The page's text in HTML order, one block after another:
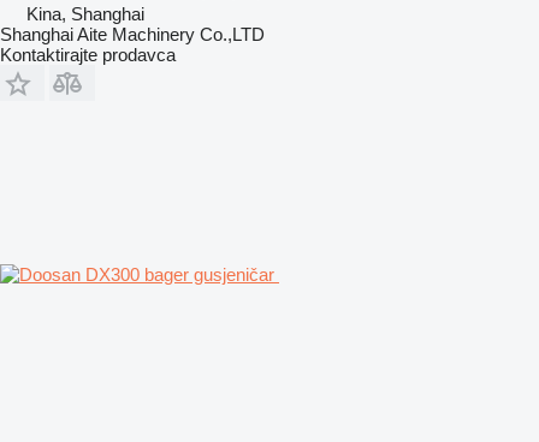
Kina, Shanghai
Shanghai Aite Machinery Co.,LTD
Kontaktirajte prodavca